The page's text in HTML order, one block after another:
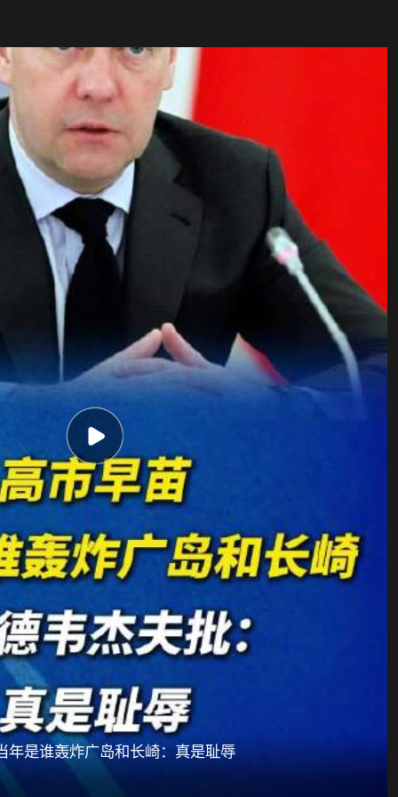
年是谁轰炸广岛和长崎：真是耻辱